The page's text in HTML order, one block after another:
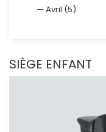
Avril (5)
SIÈGE ENFANT